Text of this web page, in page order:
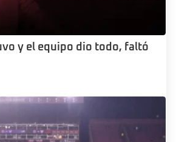
y el equipo dio todo, faltó